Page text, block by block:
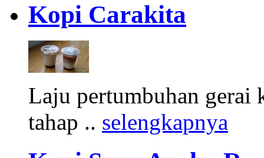
Kopi Carakita
Laju pertumbuhan gerai
tahap .. selengkapnya